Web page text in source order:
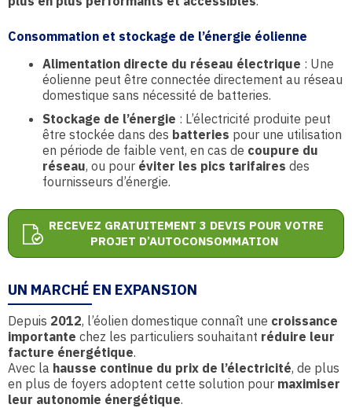
Consommation et stockage de l’énergie éolienne
Alimentation directe du réseau électrique : Une
éolienne peut être connectée directement au réseau
domestique sans nécessité de batteries.
Stockage de l’énergie : L’électricité produite peut
être stockée dans des batteries pour une utilisation
en période de faible vent, en cas de coupure du
réseau, ou pour éviter les pics tarifaires des
fournisseurs d’énergie.
RECEVEZ GRATUITEMENT 3 DEVIS POUR VOTRE
PROJET D’AUTOCONSOMMATION
UN MARCHÉ EN EXPANSION
Depuis 2012, l’éolien domestique connaît une croissance
importante chez les particuliers souhaitant réduire leur
facture énergétique.
Avec la hausse continue du prix de l’électricité, de plus
en plus de foyers adoptent cette solution pour maximiser
leur autonomie énergétique.